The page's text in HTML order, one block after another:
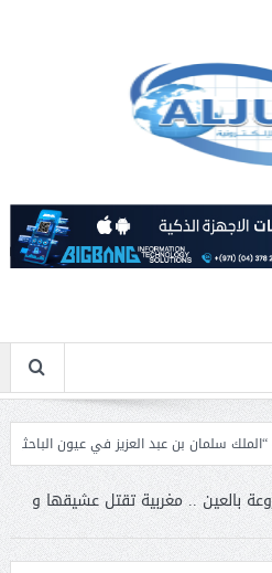
بن عبد العزيز في عيون الباحثين العرب”.
بالعين .. مغربية تقتل عشيقها و